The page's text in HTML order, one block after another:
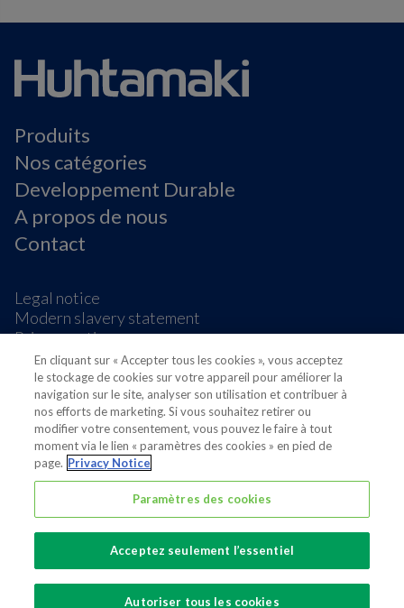
Produits
Nos catégories
Developpement Durable
A propos de nous
Contact
Legal notice
Modern slavery statement
Privacy notice
Terms & conditions
Préférences de cookies
Also of interest
Sustainable Packaging Solutions
Media contacts
Global supplier of food and beverage packaging
En cliquant sur « Accepter tous les cookies », vous acceptez
le stockage de cookies sur votre appareil pour améliorer la
navigation sur le site, analyser son utilisation et contribuer à
nos efforts de marketing. Si vous souhaitez retirer ou
modifier votre consentement, vous pouvez le faire à tout
moment via le lien « paramètres des cookies » en pied de
page. Privacy Notice
Paramètres des cookies
Acceptez seulement l’essentiel
Autoriser tous les cookies